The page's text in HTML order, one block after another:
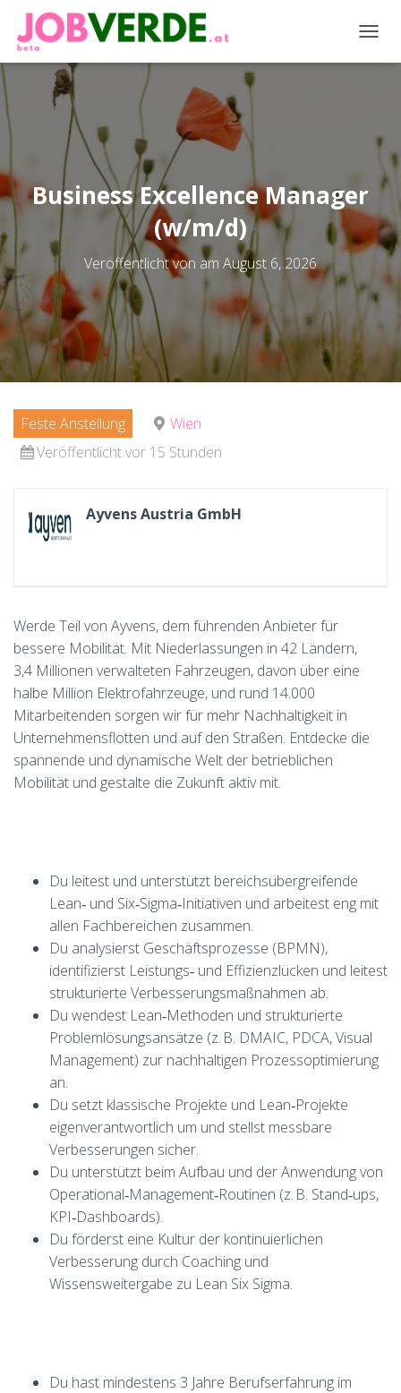
Business Excellence Manager
(w/m/d)
Veröffentlicht von am August 6, 2026
Feste Anstellung
Wien
Veröffentlicht vor 15 Stunden
Ayvens Austria GmbH
Werde Teil von Ayvens, dem führenden Anbieter für
bessere Mobilität. Mit Niederlassungen in 42 Ländern,
3,4 Millionen verwalteten Fahrzeugen, davon über eine
halbe Million Elektrofahrzeuge, und rund 14.000
Mitarbeitenden sorgen wir für mehr Nachhaltigkeit in
Unternehmensflotten und auf den Straßen. Entdecke die
spannende und dynamische Welt der betrieblichen
Mobilität und gestalte die Zukunft aktiv mit.
Du leitest und unterstützt bereichsübergreifende
Lean‑ und Six‑Sigma‑Initiativen und arbeitest eng mit
allen Fachbereichen zusammen.
Du analysierst Geschäftsprozesse (BPMN),
identifizierst Leistungs‑ und Effizienzlücken und leitest
strukturierte Verbesserungsmaßnahmen ab.
Du wendest Lean‑Methoden und strukturierte
Problemlösungsansätze (z. B. DMAIC, PDCA, Visual
Management) zur nachhaltigen Prozessoptimierung
an.
Du setzt klassische Projekte und Lean‑Projekte
eigenverantwortlich um und stellst messbare
Verbesserungen sicher.
Du unterstützt beim Aufbau und der Anwendung von
Operational‑Management‑Routinen (z. B. Stand‑ups,
KPI‑Dashboards).
Du förderst eine Kultur der kontinuierlichen
Verbesserung durch Coaching und
Wissensweitergabe zu Lean Six Sigma.
Du hast mindestens 3 Jahre Berufserfahrung im